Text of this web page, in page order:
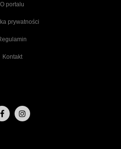
O portalu
prywatności
Kontakt